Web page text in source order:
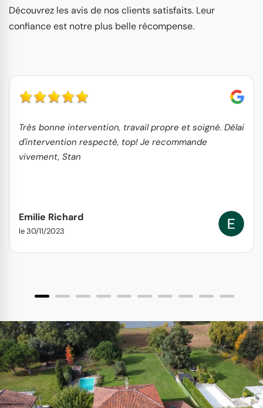
Découvrez les avis de nos clients satisfaits. Leur
confiance est notre plus belle récompense.
Très bonne intervention, travail propre et soigné. Délai
d'intervention respecté, top! Je recommande
vivement, Stan
Emilie Richard
le 30/11/2023